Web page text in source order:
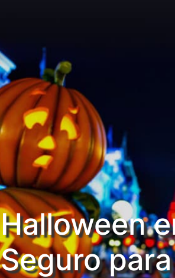
Halloween
Seguro